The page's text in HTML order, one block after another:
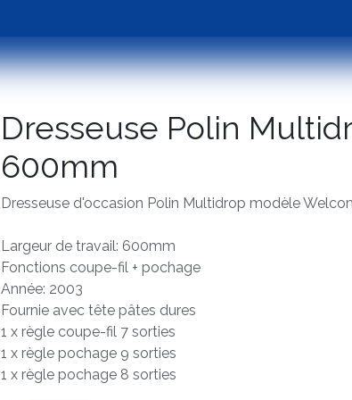
Dresseuse Polin
600mm
Dresseuse d'occasion Polin Multidrop modèle
Largeur de travail: 600mm
Fonctions coupe-fil + pochage
Année: 2003
Fournie avec tête pâtes dures
1 x règle coupe-fil 7 sorties
1 x règle pochage 9 sorties
1 x règle pochage 8 sorties